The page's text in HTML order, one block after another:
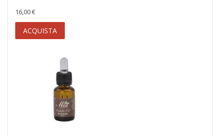
16,00 €
ACQUISTA